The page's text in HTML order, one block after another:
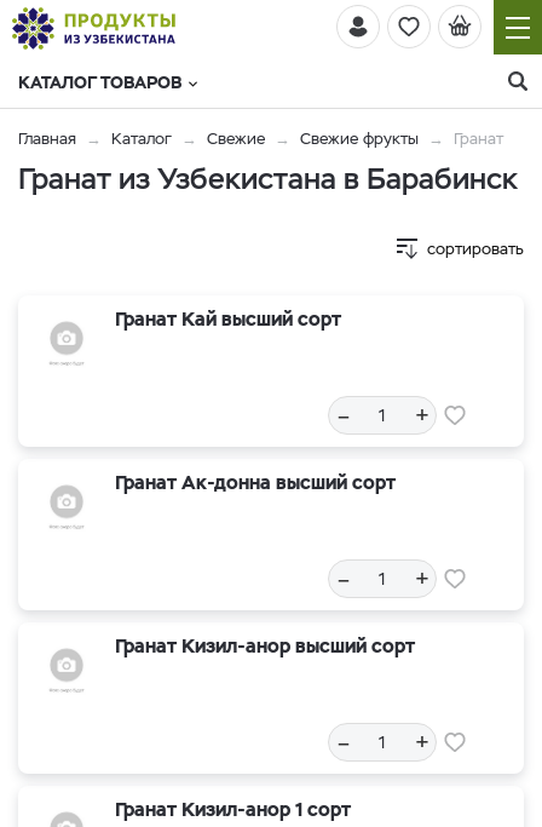
КАТАЛОГ ТОВАРОВ
Главная Каталог Свежие Свежие фрукты Гранат
Гранат из Узбекистана в Барабинск
сортировать
Гранат Кай высший сорт
– +
Гранат Ак-донна высший сорт
– +
Гранат Кизил-анор высший сорт
– +
Гранат Кизил-анор 1 сорт